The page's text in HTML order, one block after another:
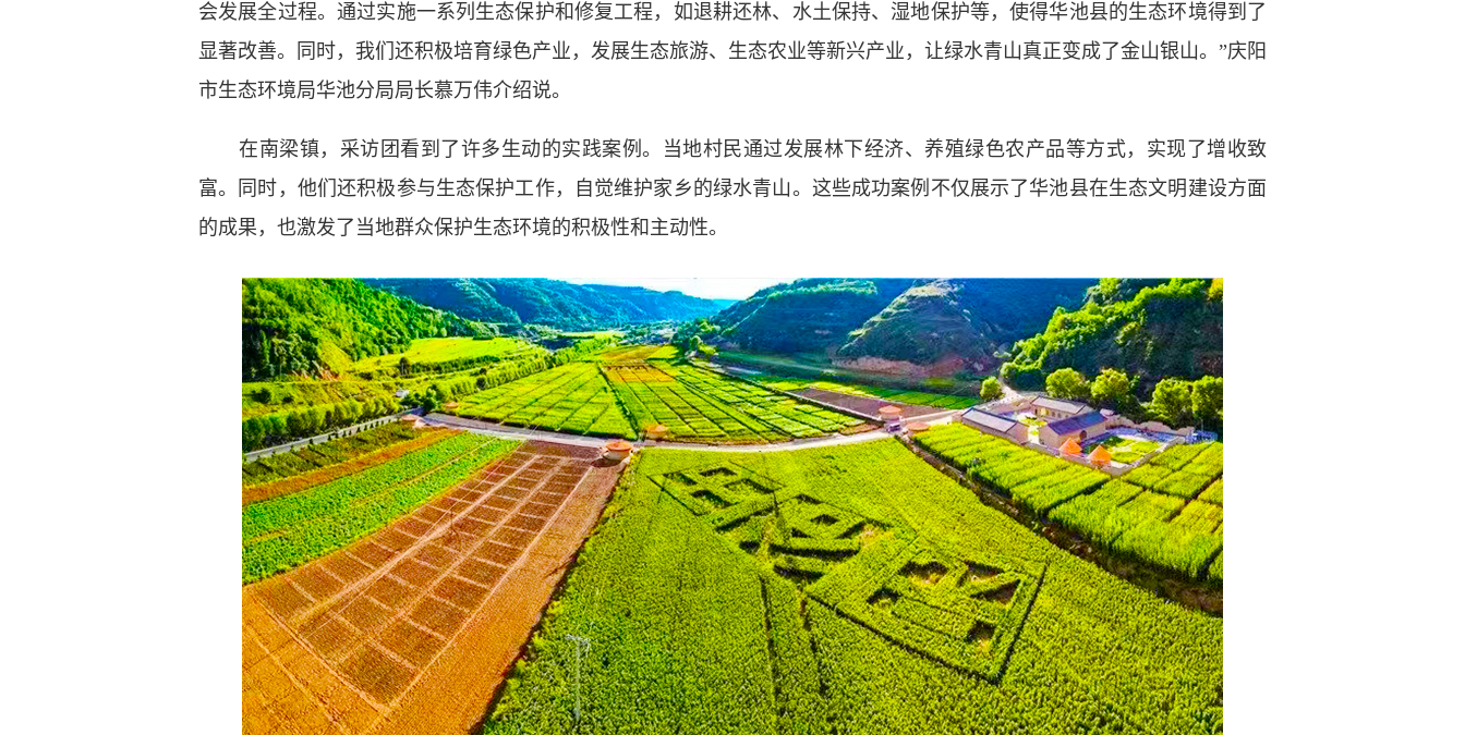
会发展全过程。通过实施一系列生态保护和修复工程，如退耕还林、水土保持、湿地保护等，使得华池县的生态环境得到了
显著改善。同时，我们还积极培育绿色产业，发展生态旅游、生态农业等新兴产业，让绿水青山真正变成了金山银山。”庆阳
市生态环境局华池分局局长慕万伟介绍说。
在南梁镇，采访团看到了许多生动的实践案例。当地村民通过发展林下经济、养殖绿色农产品等方式，实现了增收致
富。同时，他们还积极参与生态保护工作，自觉维护家乡的绿水青山。这些成功案例不仅展示了华池县在生态文明建设方面
的成果，也激发了当地群众保护生态环境的积极性和主动性。